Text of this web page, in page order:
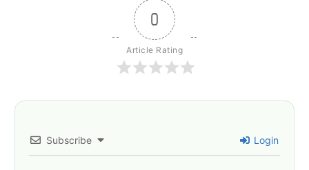
0
Article Rating
Subscribe Login